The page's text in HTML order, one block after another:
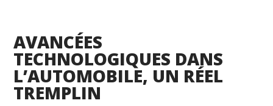
AVANCÉES
TECHNOLOGIQUES DANS
L’AUTOMOBILE, UN RÉEL
TREMPLIN